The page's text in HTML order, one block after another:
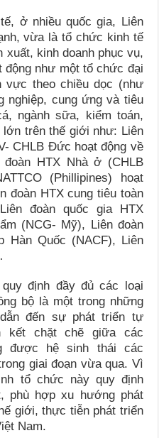
ở nhiều quốc gia, Liên
vừa là tổ chức kinh tế
xuất, kinh doanh phục vụ,
động như một tổ chức đại
vực theo chiều dọc (như
nghiệp, cung ứng và tiêu
ngành sữa, kiểm toán,
trên thế giới như: Liên
CHLB Đức hoạt động về
HTX Nhà ở (CHLB
(Phillipines) hoạt
đoàn HTX cung tiêu toàn
đoàn quốc gia HTX
(NCG- Mỹ), Liên đoàn
Hàn Quốc (NACF), Liên
định đầy đủ các loại
bộ là một trong những
đến sự phát triển tự
kết chặt chẽ giữa các
được hệ sinh thái các
giai đoạn vừa qua. Vì
tổ chức này quy định
phù hợp xu hướng phát
giới, thực tiễn phát triển
Nam.